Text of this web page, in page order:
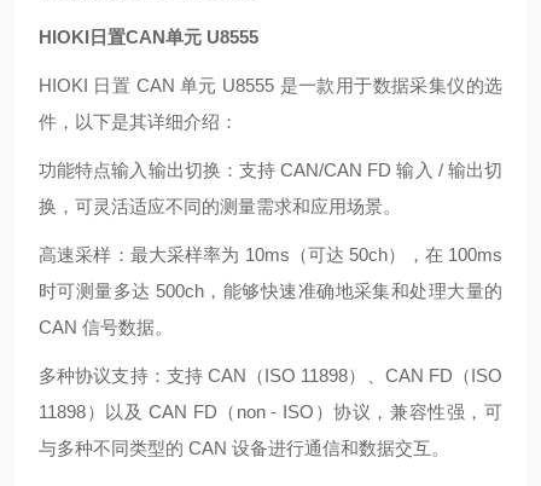
HIOKI日置CAN单元 U8555
HIOKI 日置 CAN 单元 U8555 是一款用于数据采集仪的选
件，以下是其详细介绍：
功能特点输入输出切换：支持 CAN/CAN FD 输入 / 输出切
换，可灵活适应不同的测量需求和应用场景。
高速采样：最大采样率为 10ms（可达 50ch），在 100ms
时可测量多达 500ch，能够快速准确地采集和处理大量的
CAN 信号数据。
多种协议支持：支持 CAN（ISO 11898）、CAN FD（ISO
11898）以及 CAN FD（non - ISO）协议，兼容性强，可
与多种不同类型的 CAN 设备进行通信和数据交互。